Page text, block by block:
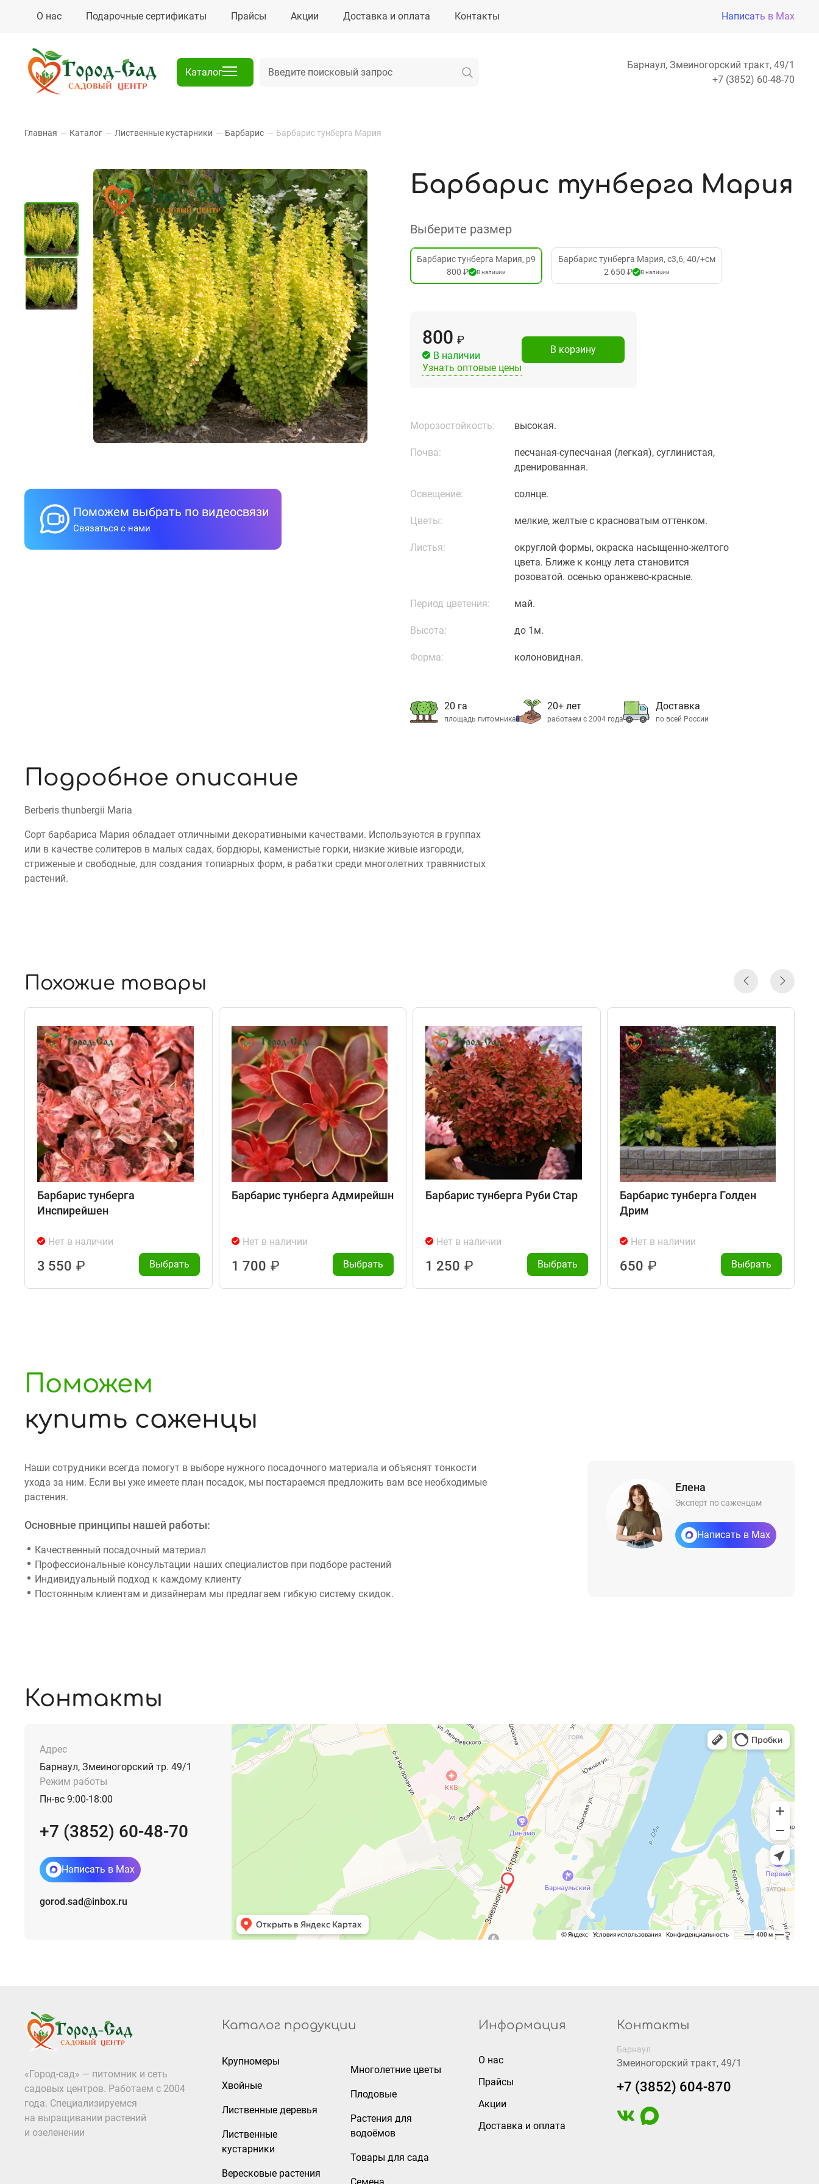
О нас Подарочные сертификаты Прайсы Акции Доставка и оплата Контакты Написать в Max
Каталог
Барнаул, Змеиногорский тракт, 49/1
+7 (3852) 60-48-70
Главная — Каталог — Лиственные кустарники — Барбарис — Барбарис тунберга Мария
Поможем выбрать по видеосвязи
Связаться с нами
Барбарис тунберга Мария
Выберите размер
Барбарис тунберга Мария, р9
800 ₽
В наличии
Барбарис тунберга Мария, с3,6, 40/+см
2 650 ₽
В наличии
800 ₽
В наличии
Узнать оптовые цены
В корзину
Морозостойкость: высокая.
Почва:
песчаная-супесчаная (легкая), суглинистая,
дренированная.
Освещение: солнце.
Цветы: мелкие, желтые с красноватым оттенком.
Листья:
округлой формы, окраска насыщенно-желтого
цвета. Ближе к концу лета становится
розоватой. осенью оранжево-красные.
Период цветения: май.
Высота: до 1м.
Форма: колоновидная.
20 га
площадь питомника
20+ лет
работаем с 2004 года
Доставка
по всей России
Подробное описание
Berberis thunbergii Maria
Сорт барбариса Мария обладает отличными декоративными качествами. Используются в группах
или в качестве солитеров в малых садах, бордюры, каменистые горки, низкие живые изгороди,
стриженые и свободные, для создания топиарных форм, в рабатки среди многолетних травянистых
растений.
Похожие товары
Барбарис тунберга
Инспирейшен
Нет в наличии
3 550 ₽ Выбрать
Барбарис тунберга Адмирейшн
Нет в наличии
1 700 ₽ Выбрать
Барбарис тунберга Руби Стар
Нет в наличии
1 250 ₽ Выбрать
Барбарис тунберга Голден
Дрим
Нет в наличии
650 ₽ Выбрать
Поможем
купить саженцы
Наши сотрудники всегда помогут в выборе нужного посадочного материала и объяснят тонкости
ухода за ним. Если вы уже имеете план посадок, мы постараемся предложить вам все необходимые
растения.
Основные принципы нашей работы:
Качественный посадочный материал
Профессиональные консультации наших специалистов при подборе растений
Индивидуальный подход к каждому клиенту
Постоянным клиентам и дизайнерам мы предлагаем гибкую систему скидок.
Елена
Эксперт по саженцам
Написать в Max
Контакты
Адрес
Барнаул, Змеиногорский тр. 49/1
Режим работы
Пн-вс 9:00-18:00
+7 (3852) 60-48-70
Написать в Max
gorod.sad@inbox.ru
«Город-сад» — питомник и сеть
садовых центров. Работаем с 2004
года. Специализируемся
на выращивании растений
и озеленении
Каталог продукции
Крупномеры
Хвойные
Лиственные деревья
Лиственные
кустарники
Вересковые растения
Многолетние цветы
Плодовые
Растения для
водоёмов
Товары для сада
Информация
О нас
Прайсы
Акции
Доставка и оплата
Контакты
Барнаул
Змеиногорский тракт, 49/1
+7 (3852) 604-870